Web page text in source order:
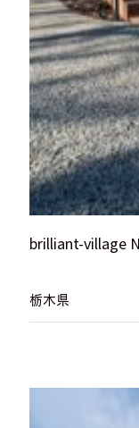
brilliant-village
栃木県